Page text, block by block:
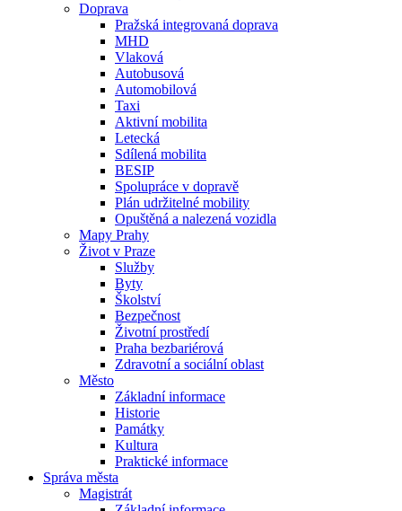
Doprava
Pražská integrovaná doprava
MHD
Vlaková
Autobusová
Automobilová
Taxi
Aktivní mobilita
Letecká
Sdílená mobilita
BESIP
Spolupráce v dopravě
Plán udržitelné mobility
Opuštěná a nalezená vozidla
Mapy Prahy
Život v Praze
Služby
Byty
Školství
Bezpečnost
Životní prostředí
Praha bezbariérová
Zdravotní a sociální oblast
Město
Základní informace
Historie
Památky
Kultura
Praktické informace
Správa města
Magistrát